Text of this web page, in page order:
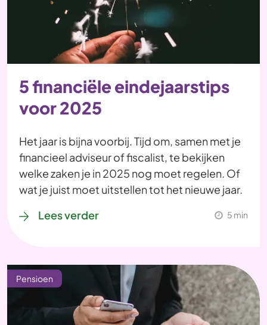
5 financiële eindejaarstips
voor 2025
Het jaar is bijna voorbij. Tijd om, samen met je
financieel adviseur of fiscalist, te bekijken
welke zaken je in 2025 nog moet regelen. Of
wat je juist moet uitstellen tot het nieuwe jaar.
Lees verder
5 min
Pensioen